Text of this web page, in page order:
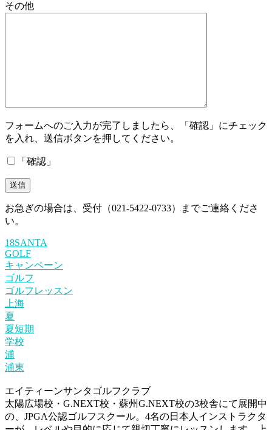
その他
フォームへのご入力が完了しましたら、「確認」にチェック
を入れ、送信ボタンを押してください。
「確認」
お急ぎの場合は、受付（021-5422-0733）までご連絡くださ
い。
18SANTA
GOLF
キャンペーン
ゴルフ
ゴルフレッスン
上海
夏
夏短期
学校
浦
浦東
エイティーンサンタゴルフクラブ
太陽広場校・G.NEXT校・蘇州G.NEXT校の3校舎にて展開中
の、JPGA公認ゴルフスクール。4名の日本人インストラクタ